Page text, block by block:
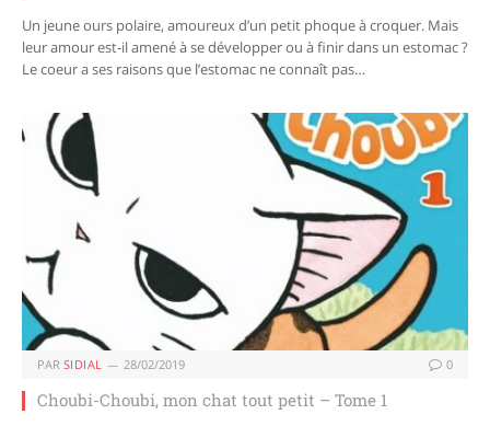
Un jeune ours polaire, amoureux d’un petit phoque à croquer. Mais
leur amour est-il amené à se développer ou à finir dans un estomac ?
Le coeur a ses raisons que l’estomac ne connaît pas…
PAR SIDIAL 28/02/2019 0
Choubi-Choubi, mon chat tout petit – Tome 1